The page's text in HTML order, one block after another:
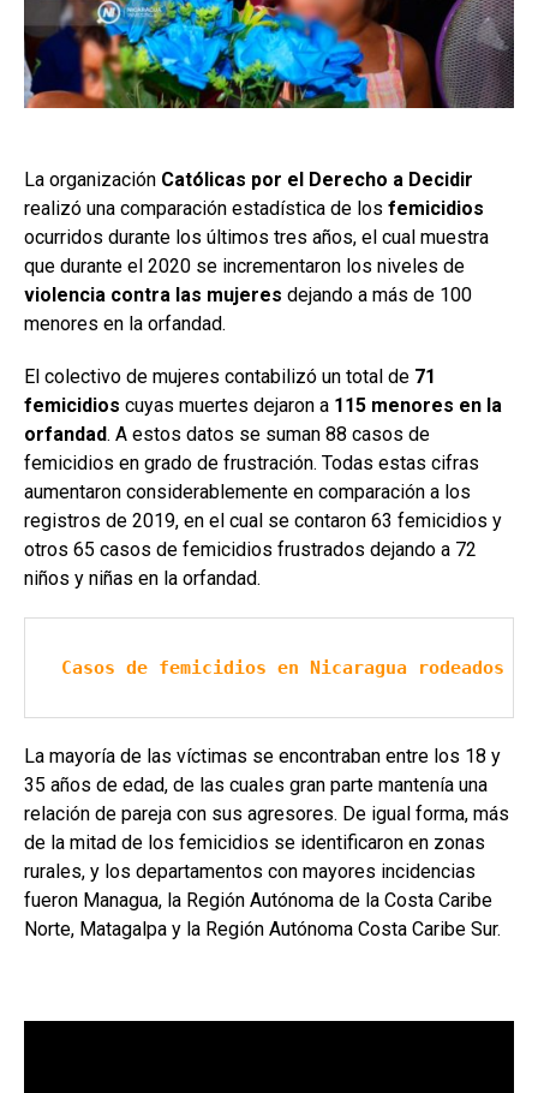
La organización Católicas por el Derecho a Decidir
realizó una comparación estadística de los femicidios
ocurridos durante los últimos tres años, el cual muestra
que durante el 2020 se incrementaron los niveles de
violencia contra las mujeres dejando a más de 100
menores en la orfandad.
El colectivo de mujeres contabilizó un total de 71
femicidios cuyas muertes dejaron a 115 menores en la
orfandad. A estos datos se suman 88 casos de
femicidios en grado de frustración. Todas estas cifras
aumentaron considerablemente en comparación a los
registros de 2019, en el cual se contaron 63 femicidios y
otros 65 casos de femicidios frustrados dejando a 72
niños y niñas en la orfandad.
Casos de femicidios en Nicaragua
La mayoría de las víctimas se encontraban entre los 18 y
35 años de edad, de las cuales gran parte mantenía una
relación de pareja con sus agresores. De igual forma, más
de la mitad de los femicidios se identificaron en zonas
rurales, y los departamentos con mayores incidencias
fueron Managua, la Región Autónoma de la Costa Caribe
Norte, Matagalpa y la Región Autónoma Costa Caribe Sur.